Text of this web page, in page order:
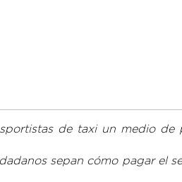
de taxi un medio de
sepan cómo pagar el